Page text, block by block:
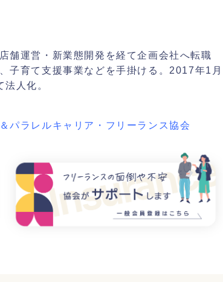
舗運営・新業態開発を経て企画会社へ転職
子育て支援事業などを手掛ける。2017年1月
人化。
パラレルキャリア・フリーランス協会